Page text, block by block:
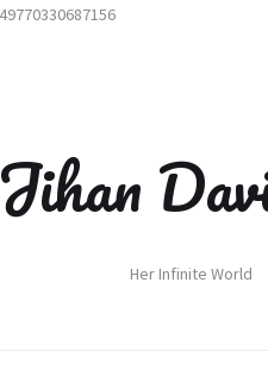
Jihan
Her Infinite World